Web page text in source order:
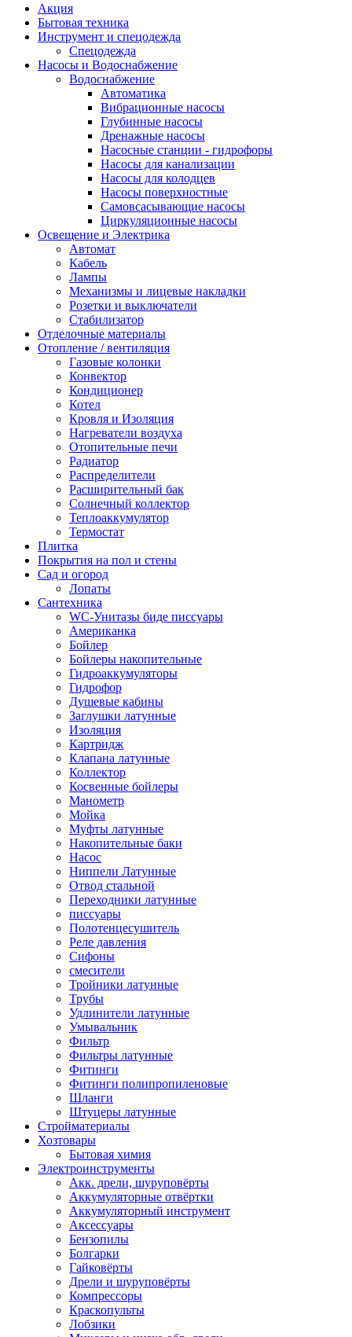
Акция
Бытовая техника
Инструмент и спецодежда
Спецодежда
Насосы и Водоснабжение
Водоснабжение
Автоматика
Вибрационные насосы
Глубинные насосы
Дренажные насосы
Насосные станции - гидрофоры
Насосы для канализации
Насосы для колодцев
Насосы поверхностные
Самовсасывающие насосы
Циркуляционные насосы
Освещение и Электрика
Автомат
Кабель
Лампы
Механизмы и лицевые накладки
Розетки и выключатели
Стабилизатор
Отделочные материалы
Отопление / вентиляция
Газовые колонки
Конвектор
Кондиционер
Котел
Кровля и Изоляция
Нагреватели воздуха
Отопительные печи
Радиатор
Распределители
Расширительный бак
Солнечный коллектор
Теплоаккумулятор
Термостат
Плитка
Покрытия на пол и стены
Сад и огород
Лопаты
Сантехника
WC-Унитазы биде писсуары
Американка
Бойлер
Бойлеры накопительные
Гидроаккумуляторы
Гидрофор
Душевые кабины
Заглушки латунные
Изоляция
Картридж
Клапана латунные
Коллектор
Косвенные бойлеры
Манометр
Мойка
Муфты латунные
Накопительные баки
Насос
Ниппели Латунные
Отвод стальной
Переходники латунные
писсуары
Полотенцесушитель
Реле давления
Сифоны
смесители
Тройники латунные
Трубы
Удлинители латунные
Умывальник
Фильтр
Фильтры латунные
Фитинги
Фитинги полипропиленовые
Шланги
Штуцеры латунные
Стройматериалы
Хозтовары
Бытовая химия
Электроинструменты
Акк. дрели, шуруповёрты
Аккумуляторные отвёртки
Аккумуляторный инструмент
Аксессуары
Бензопилы
Болгарки
Гайковёрты
Дрели и шуруповёрты
Компрессоры
Краскопульты
Лобзики